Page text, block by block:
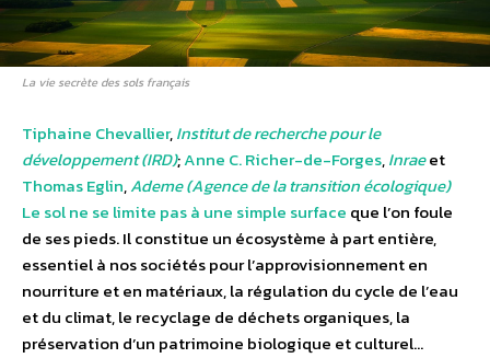
La vie secrète des sols français
Tiphaine Chevallier,Institut de recherche pour le
développement (IRD);Anne C. Richer-de-Forges,Inraeet
Thomas Eglin,Ademe (Agence de la transition écologique)
Le sol ne se limite pas à une simple surface que l’on foule
de ses pieds. Il constitue un écosystème à part entière,
essentiel à nos sociétés pour l’approvisionnement en
nourriture et en matériaux, la régulation du cycle de l’eau
et du climat, le recyclage de déchets organiques, la
préservation d’un patrimoine biologique et culturel…